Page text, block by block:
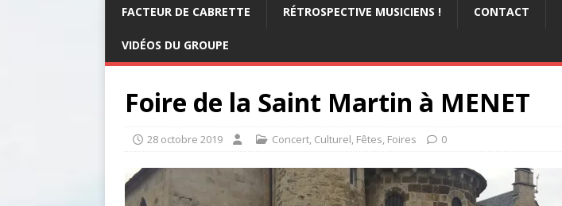
FACTEUR DE CABRETTE RÉTROSPECTIVE MUSICIENS ! CONTACT
VIDÉOS DU GROUPE
Foire de la Saint Martin à MENET
28 octobre 2019 Concert, Culturel, Fêtes, Foires 0